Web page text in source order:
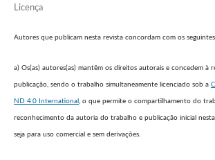
Licença
Autores que publicam nesta revista concordam com os
a) Os(as) autores(as) mantêm os direitos autorais e concedem à
publicação, sendo o trabalho simultaneamente licenciado sob a
ND 4.0 International , o que permite o compartilhamento do
reconhecimento da autoria do trabalho e publicação inicial
seja para uso comercial e sem derivações.